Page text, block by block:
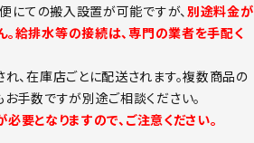
にての搬入設置が可能ですが、 別途料金が
。給排水等の接続は、専門の業者を手配く
、在庫店ごとに配送されます。複数商品の
手数ですが別途ご相談ください。
となりますので、ご注意ください。